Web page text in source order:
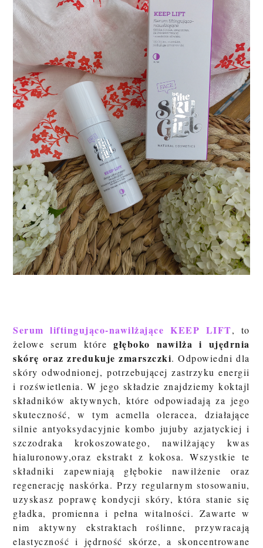
Serum liftingująco-nawilżające KEEP LIFT, to
żelowe serum któregłęboko nawilża i ujędrnia
skórę oraz zredukuje zmarszczki. Odpowiedni dla
skóry odwodnionej, potrzebującej zastrzyku energii
i rozświetlenia. W jego składzie znajdziemy koktajl
składników aktywnych, które odpowiadają za jego
skuteczność, w tymacmella oleracea, działające
silnie antyoksydacyjnie kombo jujuby azjatyckiej i
szczodraka krokoszowatego, nawilżający kwas
hialuronowy,oraz ekstrakt z kokosa. Wszystkie te
składniki zapewniają głębokie nawilżenie oraz
regenerację naskórka.Przy regularnym stosowaniu,
uzyskasz poprawę kondycji skóry, która stanie się
gładka, promienna i pełna witalności. Zawarte w
nim aktywny ekstraktach roślinne, przywracają
elastyczność i jędrność skórze, a skoncentrowane